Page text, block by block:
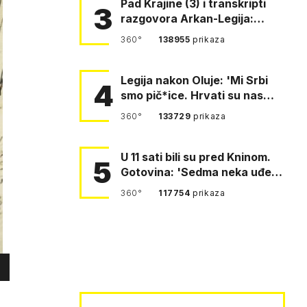
3
Pad Krajine (3) i transkripti
razgovora Arkan-Legija:
'Čujem, prelazite ustašam…
360° 138955prikaza
4 Legija nakon Oluje: 'Mi Srbi
smo pič*ice. Hrvati su nas
pomeli!'
360° 133729prikaza
5
U 11 sati bili su pred Kninom.
Gotovina: 'Sedma neka uđe,
4. gardijska neka g…
360° 117754prikaza